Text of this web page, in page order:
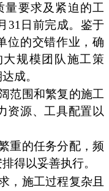
量要求及紧迫的工
31日前完成。鉴于
的交错作业，确
规模团队施工策
成。
范围和繁复的施工
资源、工具配置以
重的任务分配，频
得以妥善执行。
，施工过程复杂且